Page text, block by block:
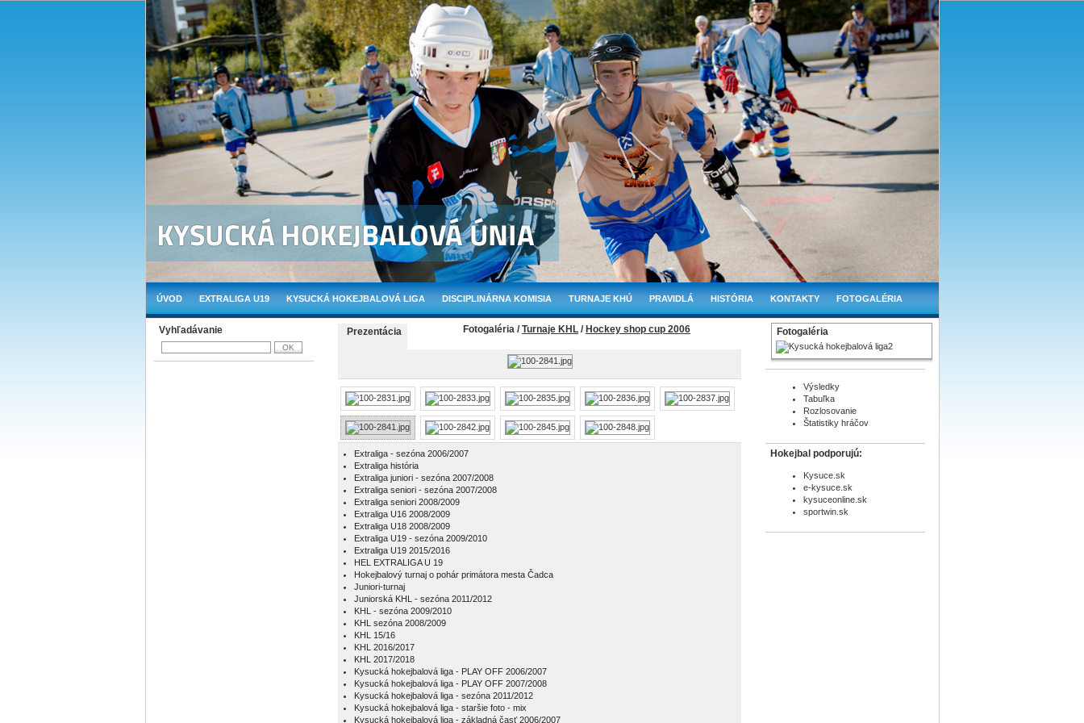
ÚVOD EXTRALIGA U19 KYSUCKÁ HOKEJBALOVÁ LIGA DISCIPLINÁRNA KOMISIA TURNAJE KHÚ PRAVIDLÁ HISTÓRIA KONTAKTY FOTOGALÉRIA
Vyhľadávanie Prezentácia Fotogaléria /Turnaje KHL / Hockey shop cup 2006
Extraliga - sezóna 2006/2007
Extraliga história
Extraliga juniori - sezóna 2007/2008
Extraliga seniori - sezóna 2007/2008
Extraliga seniori 2008/2009
Extraliga U16 2008/2009
Extraliga U18 2008/2009
Extraliga U19 - sezóna 2009/2010
Extraliga U19 2015/2016
HEL EXTRALIGA U 19
Hokejbalový turnaj o pohár primátora mesta Čadca
Juniori-turnaj
Juniorská KHL - sezóna 2011/2012
KHL - sezóna 2009/2010
KHL sezóna 2008/2009
KHL 15/16
KHL 2016/2017
KHL 2017/2018
Kysucká hokejbalová liga - PLAY OFF 2006/2007
Kysucká hokejbalová liga - PLAY OFF 2007/2008
Kysucká hokejbalová liga - sezóna 2011/2012
Kysucká hokejbalová liga - staršie foto - mix
Kysucká hokejbalová liga - základná časť 2006/2007
Fotogaléria
Výsledky
Tabuľka
Rozlosovanie
Štatistiky hráčov
Hokejbal podporujú:
Kysuce.sk
e-kysuce.sk
kysuceonline.sk
sportwin.sk